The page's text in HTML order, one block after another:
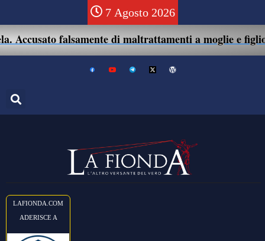
7 Agosto 2026
Accusato falsamente di maltrattamenti a moglie e figlio:
LAFIONDA.COM
ADERISCE A